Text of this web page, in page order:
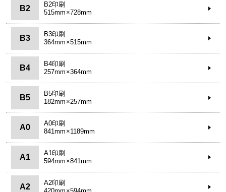
B2
B2印刷
515mm×728mm
B3
B3印刷
364mm×515mm
B4
B4印刷
257mm×364mm
B5
B5印刷
182mm×257mm
A0
A0印刷
841mm×1189mm
A1
A1印刷
594mm×841mm
A2
A2印刷